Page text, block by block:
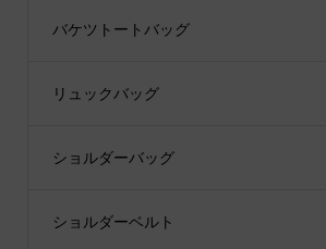
バケツトートバッグ
リュックバッグ
ショルダーバッグ
ショルダーベルト